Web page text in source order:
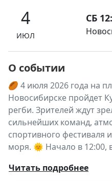
4
ИЮЛ
СБ
О событии
🏉 4 июля 2026 года на
Новосибирске пройдет
регби. Зрителей ждут
сильнейших команд,
спортивного фестиваля
моря. 🌞 Начало в 12:00,
☀️Кубок Сибири по
Читать подробнее